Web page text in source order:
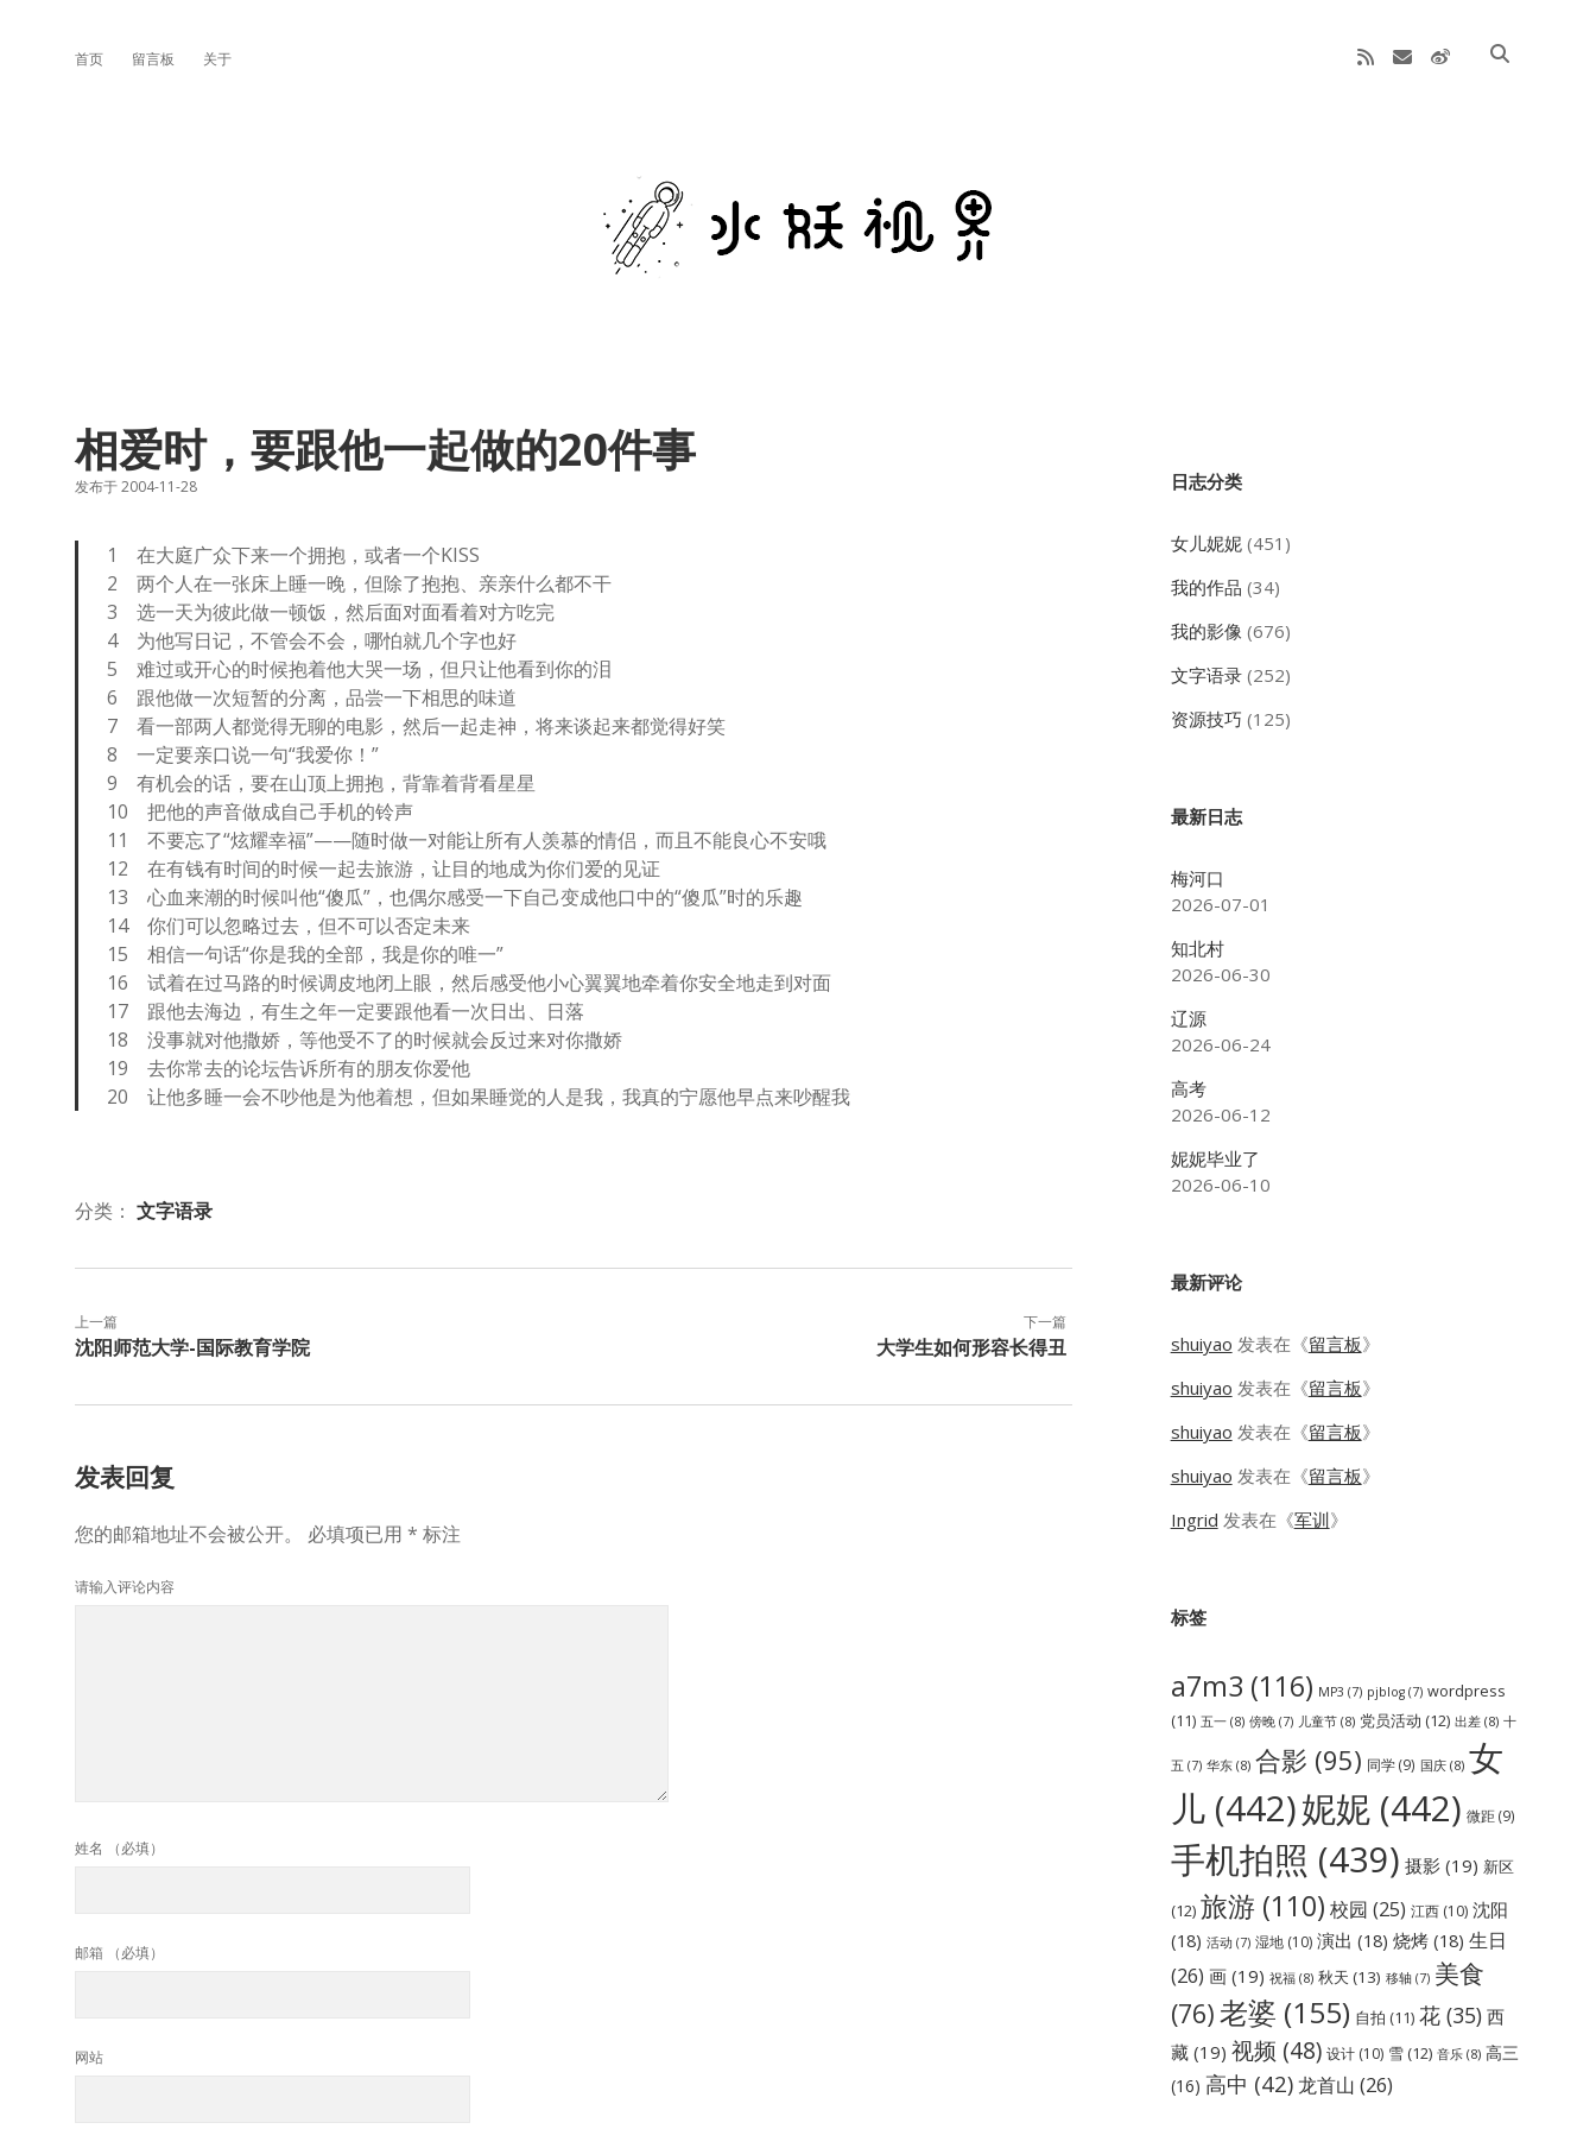
首页 留言板 关于 rss emailweibo
水
妖
界
相爱时，要跟他一起做的20件事
发布于 2004-11-28
1 在大庭广众下来一个拥抱，或者一个KISS
2 两个人在一张床上睡一晚，但除了抱抱、亲亲什么都不干
3 选一天为彼此做一顿饭，然后面对面看着对方吃完
4 为他写日记，不管会不会，哪怕就几个字也好
5 难过或开心的时候抱着他大哭一场，但只让他看到你的泪
6 跟他做一次短暂的分离，品尝一下相思的味道
7 看一部两人都觉得无聊的电影，然后一起走神，将来谈起来都觉得好笑
8 一定要亲口说一句“我爱你！”
9 有机会的话，要在山顶上拥抱，背靠着背看星星
10 把他的声音做成自己手机的铃声
11 不要忘了“炫耀幸福”——随时做一对能让所有人羡慕的情侣，而且不能良心不安哦
12 在有钱有时间的时候一起去旅游，让目的地成为你们爱的见证
13 心血来潮的时候叫他“傻瓜”，也偶尔感受一下自己变成他口中的“傻瓜”时的乐趣
14 你们可以忽略过去，但不可以否定未来
15 相信一句话“你是我的全部，我是你的唯一”
16 试着在过马路的时候调皮地闭上眼，然后感受他小心翼翼地牵着你安全地走到对面
17 跟他去海边，有生之年一定要跟他看一次日出、日落
18 没事就对他撒娇，等他受不了的时候就会反过来对你撒娇
19 去你常去的论坛告诉所有的朋友你爱他
20 让他多睡一会不吵他是为他着想，但如果睡觉的人是我，我真的宁愿他早点来吵醒我
分类： 文字语录
上一篇
沈阳师范大学-国际教育学院
下一篇
大学生如何形容长得丑
发表回复
您的邮箱地址不会被公开。 必填项已用 * 标注
请输入评论内容
姓名 （必填）
邮箱 （必填）
网站
Sidebar
日志分类
女儿妮妮(451)
我的作品 (34)
我的影像 (676)
文字语录(252)
资源技巧 (125)
最新日志
梅河口
2026-07-01
知北村
2026-06-30
辽源
2026-06-24
高考
2026-06-12
妮妮毕业了
2026-06-10
最新评论
shuiyao 发表在《留言板》
shuiyao 发表在《留言板》
shuiyao 发表在《留言板》
shuiyao 发表在《留言板》
Ingrid 发表在《军训》
标签
a7m3 (116) MP3 (7) pjblog(7) wordpress
(11) 五一(8) 傍晚(7) 儿童节(8) 党员活动 (12) 出差(8) 十
五 (7) 华东(8) 合影 (95) 同学(9) 国庆(8) 女
儿(442)妮妮(442) 微距(9)
手机拍照 (439) 摄影(19) 新区
(12) 旅游(110) 校园 (25) 江西(10) 沈阳
(18) 活动 (7) 湿地(10) 演出 (18) 烧烤(18) 生日
(26) 画(19) 祝福(8) 秋天 (13) 移轴(7) 美食
(76)老婆 (155) 自拍 (11) 花(35) 西
藏(19) 视频 (48) 设计(10) 雪(12) 音乐(8) 高三
(16) 高中 (42)龙首山 (26)